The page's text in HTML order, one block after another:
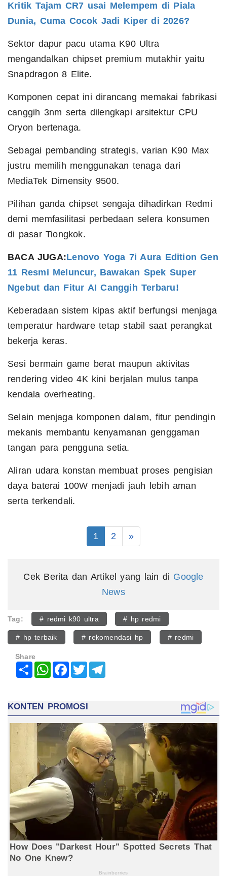
Kritik Tajam CR7 usai Melempem di Piala
Dunia, Cuma Cocok Jadi Kiper di 2026?
Sektor dapur pacu utama K90 Ultra
mengandalkan chipset premium mutakhir yaitu
Snapdragon 8 Elite.
Komponen cepat ini dirancang memakai fabrikasi
canggih 3nm serta dilengkapi arsitektur CPU
Oryon bertenaga.
Sebagai pembanding strategis, varian K90 Max
justru memilih menggunakan tenaga dari
MediaTek Dimensity 9500.
Pilihan ganda chipset sengaja dihadirkan Redmi
demi memfasilitasi perbedaan selera konsumen
di pasar Tiongkok.
BACA JUGA:Lenovo Yoga 7i Aura Edition Gen
11 Resmi Meluncur, Bawakan Spek Super
Ngebut dan Fitur AI Canggih Terbaru!
Keberadaan sistem kipas aktif berfungsi menjaga
temperatur hardware tetap stabil saat perangkat
bekerja keras.
Sesi bermain game berat maupun aktivitas
rendering video 4K kini berjalan mulus tanpa
kendala overheating.
Selain menjaga komponen dalam, fitur pendingin
mekanis membantu kenyamanan genggaman
tangan para pengguna setia.
Aliran udara konstan membuat proses pengisian
daya baterai 100W menjadi jauh lebih aman
serta terkendali.
1 2 »
Cek Berita dan Artikel yang lain di Google
News
Tag: # redmi k90 ultra # hp redmi
# hp terbaik # rekomendasi hp # redmi
Share
Share WhatsAppFacebook
Twitter